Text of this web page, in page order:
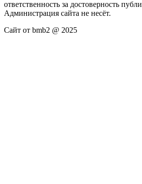
ответственность за достоверность
Администрация сайта не несёт.
Сайт от bmb2 @ 2025